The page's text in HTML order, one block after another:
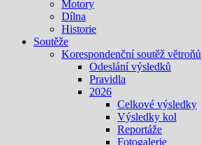
Motory
Dílna
Historie
Soutěže
Korespondenční soutěž větroňů
Odeslání výsledků
Pravidla
2026
Celkové výsledky
Výsledky kol
Reportáže
Fotogalerie